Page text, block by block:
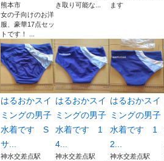
熊本市
女の子向けのお洋
服、豪華17点セッ
トです！ ...
き取り可能な...
ます
はるおかスイ
ミングの男子
水着です S
サ...
神水交差点駅
はるおかスイ
ミングの男子
水着です 1
4...
神水交差点駅
はるおかスイ
ミングの男子
水着です 1
2...
神水交差点駅